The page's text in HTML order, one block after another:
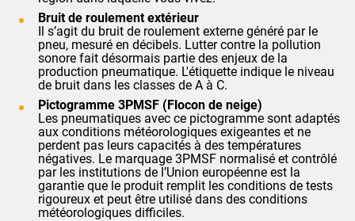
Bruit de roulement extérieur
Il s’agit du bruit de roulement externe généré par le
pneu, mesuré en décibels. Lutter contre la pollution
sonore fait désormais partie des enjeux de la
production pneumatique. L'étiquette indique le niveau
de bruit dans les classes de A à C.
Pictogramme 3PMSF (Flocon de neige)
Les pneumatiques avec ce pictogramme sont adaptés
aux conditions météorologiques exigeantes et ne
perdent pas leurs capacités à des températures
négatives. Le marquage 3PMSF normalisé et contrôlé
par les institutions de l’Union européenne est la
garantie que le produit remplit les conditions de tests
rigoureux et peut être utilisé dans des conditions
météorologiques difficiles.